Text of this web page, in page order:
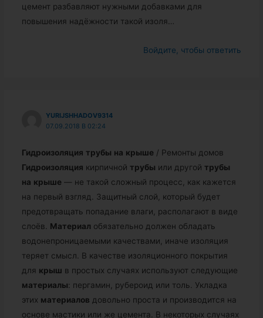
цемент разбавляют нужными добавками для
повышения надёжности такой изоля…
Войдите, чтобы ответить
YURIJSHHADOV9314
07.09.2018 В 02:24
Гидроизоляция трубы на крыше / Ремонты домов
Гидроизоляция кирпичной трубы или другой трубы
на крыше — не такой сложный процесс, как кажется
на первый взгляд. Защитный слой, который будет
предотвращать попадание влаги, располагают в виде
слоёв. Материал обязательно должен обладать
водонепроницаемыми качествами, иначе изоляция
теряет смысл. В качестве изоляционного покрытия
для крыш в простых случаях используют следующие
материалы: пергамин, рубероид или толь. Укладка
этих материалов довольно проста и производится на
основе мастики или же цемента. В некоторых случаях